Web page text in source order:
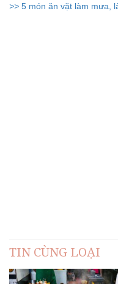
>> 5 món ăn vặt làm mưa,
TIN CÙNG LOẠI